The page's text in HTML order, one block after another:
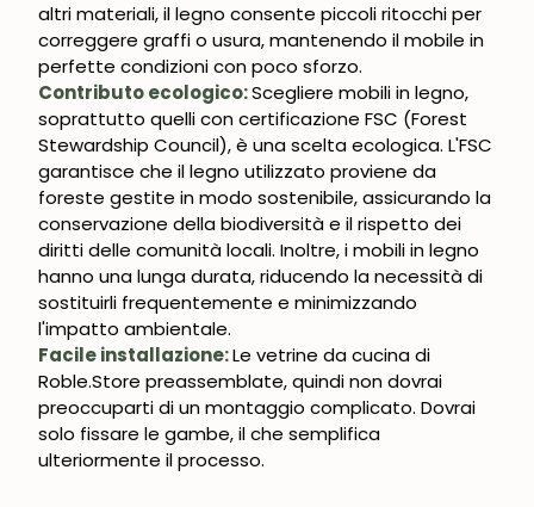
altri materiali, il legno consente piccoli ritocchi per
correggere graffi o usura, mantenendo il mobile in
perfette condizioni con poco sforzo.
Contributo ecologico:Scegliere mobili in legno,
soprattutto quelli con certificazione FSC (Forest
Stewardship Council), è una scelta ecologica. L'FSC
garantisce che il legno utilizzato proviene da
foreste gestite in modo sostenibile, assicurando la
conservazione della biodiversità e il rispetto dei
diritti delle comunità locali. Inoltre, i mobili in legno
hanno una lunga durata, riducendo la necessità di
sostituirli frequentemente e minimizzando
l'impatto ambientale.
Facile installazione:Le vetrine da cucina di
Roble.Store preassemblate, quindi non dovrai
preoccuparti di un montaggio complicato. Dovrai
solo fissare le gambe, il che semplifica
ulteriormente il processo.
UNISCITI ALLA NOSTRA
COMMUNITY
Ottieni uno sconto del 5%.
Novità e vantaggi riservati agli iscritti.
Iscrivermi